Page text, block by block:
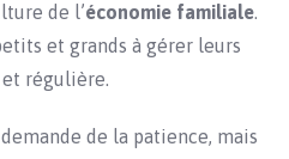
de l’économie familiale.
et grands à gérer leurs
régulière.
de la patience, mais